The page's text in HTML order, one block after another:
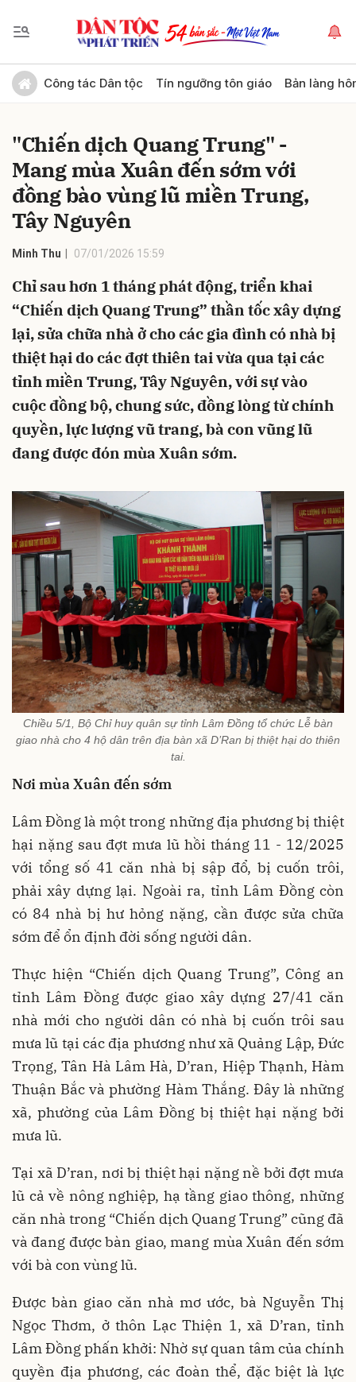
Công tác Dân tộc Tín ngưỡng tôn giáo Bản làng
"Chiến dịch Quang Trung" -
Mang mùa Xuân đến sớm với
đồng bào vùng lũ miền Trung,
Tây Nguyên
Minh Thu 07/01/2026 15:59
Chỉ sau hơn 1 tháng phát động, triển khai
“Chiến dịch Quang Trung” thần tốc xây dựng
lại, sửa chữa nhà ở cho các gia đình có nhà bị
thiệt hại do các đợt thiên tai vừa qua tại các
tỉnh miền Trung, Tây Nguyên, với sự vào
cuộc đồng bộ, chung sức, đồng lòng từ chính
quyền, lực lượng vũ trang, bà con vũng lũ
đang được đón mùa Xuân sớm.
Chiều 5/1, Bộ Chỉ huy quân sự tỉnh Lâm Đồng tổ chức Lễ bàn
giao nhà cho 4 hộ dân trên địa bàn xã D’Ran bị thiệt hại do thiên
tai.
Nơi mùa Xuân đến sớm
Lâm Đồng là một trong những địa phương bị thiệt
hại nặng sau đợt mưa lũ hồi tháng 11 - 12/2025
với tổng số 41 căn nhà bị sập đổ, bị cuốn trôi,
phải xây dựng lại. Ngoài ra, tỉnh Lâm Đồng còn
có 84 nhà bị hư hỏng nặng, cần được sửa chữa
sớm để ổn định đời sống người dân.
Thực hiện “Chiến dịch Quang Trung”, Công an
tỉnh Lâm Đồng được giao xây dựng 27/41 căn
nhà mới cho người dân có nhà bị cuốn trôi sau
mưa lũ tại các địa phương như xã Quảng Lập, Đức
Trọng, Tân Hà Lâm Hà, D’ran, Hiệp Thạnh, Hàm
Thuận Bắc và phường Hàm Thắng. Đây là những
xã, phường của Lâm Đồng bị thiệt hại nặng bởi
mưa lũ.
Tại xã D’ran, nơi bị thiệt hại nặng nề bởi đợt mưa
lũ cả về nông nghiệp, hạ tầng giao thông, những
căn nhà trong “Chiến dịch Quang Trung” cũng đã
và đang được bàn giao, mang mùa Xuân đến sớm
với bà con vùng lũ.
Được bàn giao căn nhà mơ ước, bà Nguyễn Thị
Ngọc Thơm, ở thôn Lạc Thiện 1, xã D’ran, tỉnh
Lâm Đồng phấn khởi: Nhờ sự quan tâm của chính
quyền địa phương, các đoàn thể, đặc biệt là lực
Gửi bình luận